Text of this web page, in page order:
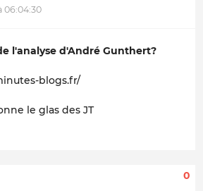
06:04:30
l'analyse d'André Gunthert?
blogs.fr/
le glas des JT
0